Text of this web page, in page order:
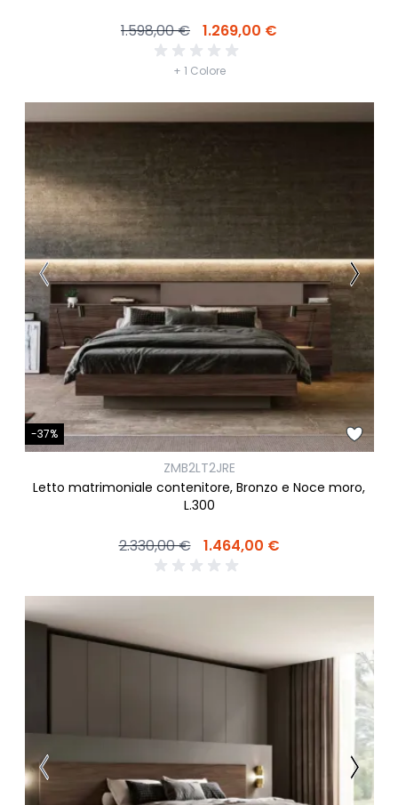
1.598,00 € 1.269,00 €
+ 1 Colore
-37%
ZMB2LT2JRE
Letto matrimoniale contenitore, Bronzo e Noce moro,
L.300
2.330,00 € 1.464,00 €